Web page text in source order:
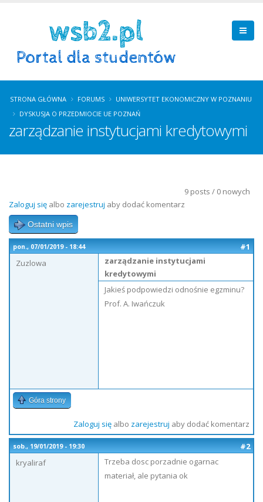
STRONA GŁÓWNA FORUMS
UNIWERSYTET EKONOMICZNY W POZNANIU
DYSKUSJA O PRZEDMIOCIE UE POZNAŃ
zarządzanie instytucjami kredytowymi
9 posts / 0 nowych
Zaloguj się albo zarejestruj aby dodać komentarz
Ostatni wpis
pon., 07/01/2019 - 18:44
#1
Zuzlowa
zarządzanie instytucjami
kredytowymi
Jakieś podpowiedzi odnośnie egzminu?
Prof. A. Iwańczuk
Góra strony
Zaloguj sięalbo zarejestruj aby dodać komentarz
sob., 19/01/2019 - 19:30
#2
kryaliraf
Trzeba dosc porzadnie ogarnac
materiał, ale pytania ok